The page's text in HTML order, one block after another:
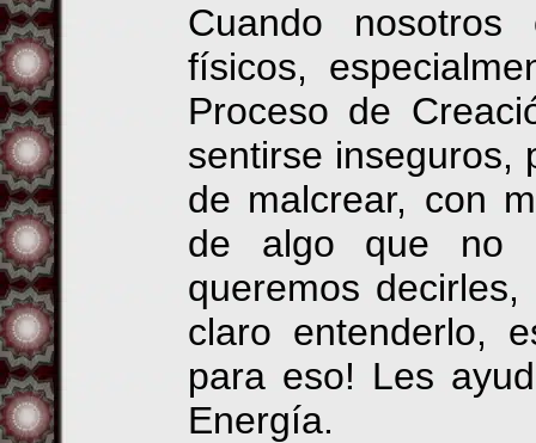
Cuando nosotros
físicos,
Proceso de
sentirse inseguros,
de malcrear, con
de algo que no
queremos
claro entenderlo,
para eso! Les
Energía.